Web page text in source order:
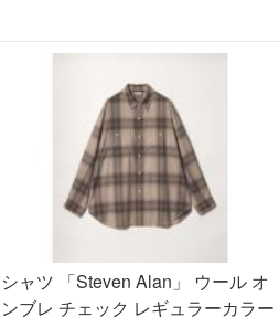
シャツ 「Steven Alan」 ウール オ
ンブレ チェック レギュラーカラー